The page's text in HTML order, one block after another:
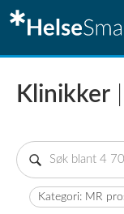
Klinikker
Kategori: MR